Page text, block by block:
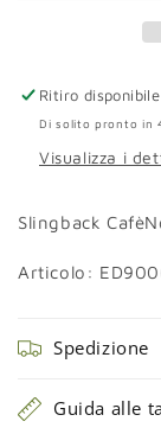
Ritiro
Di solito pronto in
Visualizza i
Slingback
Articolo:
Spedizione
Guida alle